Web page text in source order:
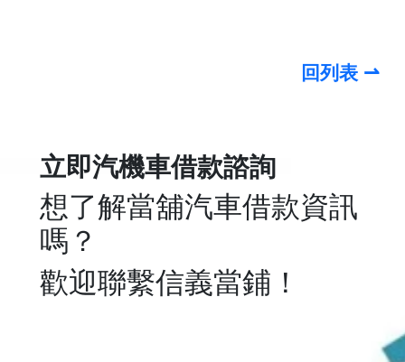
回列表 ⇀
立即汽機車借款諮詢
想了解當舖汽車借款資訊
嗎？
歡迎聯繫信義當鋪！